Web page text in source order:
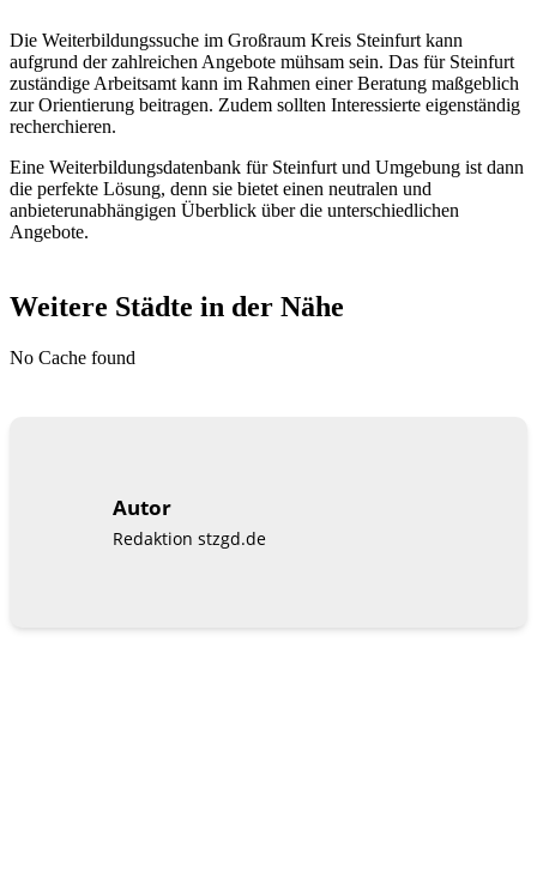
Die Weiterbildungssuche im Großraum Kreis Steinfurt kann
aufgrund der zahlreichen Angebote mühsam sein. Das für Steinfurt
zuständige Arbeitsamt kann im Rahmen einer Beratung maßgeblich
zur Orientierung beitragen. Zudem sollten Interessierte eigenständig
recherchieren.
Eine Weiterbildungsdatenbank für Steinfurt und Umgebung ist dann
die perfekte Lösung, denn sie bietet einen neutralen und
anbieterunabhängigen Überblick über die unterschiedlichen
Angebote.
Weitere Städte in der Nähe
No Cache found
Autor
Redaktion stzgd.de